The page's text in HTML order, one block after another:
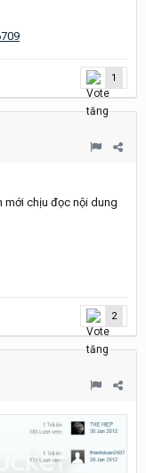
1
mới chịu đọc nội dung
2